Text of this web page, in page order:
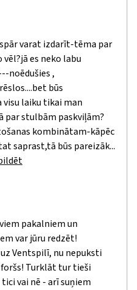
varat izdarīt-tēma par
es neko labu
noēdušies ,
būs
visu laiku tikai man
par stulbām paskviļām?
kombinātam-kāpēc
saprast,tā būs pareizāk...
pakalniem un
var jūru redzēt!
Ventspilī, nu nepuksti
Turklāt tur tieši
vai nē - arī suņiem